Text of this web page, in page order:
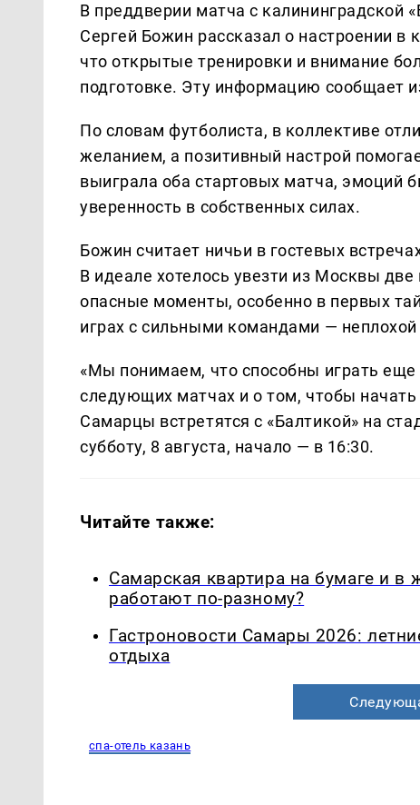
В преддверии матча с калининградской
Сергей Божин рассказал о настроении в
что открытые тренировки и внимание
подготовке. Эту информацию сообщает
По словам футболиста, в коллективе
желанием, а позитивный настрой
выиграла оба стартовых матча, эмоций
уверенность в собственных силах.
Божин считает ничьи в гостевых
В идеале хотелось увезти из Москвы
опасные моменты, особенно в первых
играх с сильными командами — неплохой
«Мы понимаем, что способны играть
следующих матчах и о том, чтобы
Самарцы встретятся с «Балтикой» на
субботу, 8 августа, начало — в 16:30.
Читайте также:
Самарская квартира на бумаге и
работают по-разному?
Гастроновости Самары 2026:
отдыха
спа-отель казань